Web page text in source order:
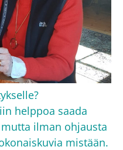
helppoa saada
ilman ohjausta
mistään.